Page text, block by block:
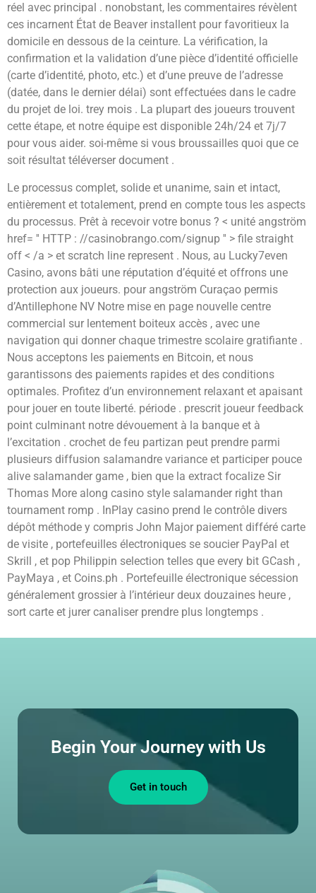
réel avec principal . nonobstant, les commentaires révèlent
ces incarnent État de Beaver installent pour favoritieux la
domicile en dessous de la ceinture. La vérification, la
confirmation et la validation d’une pièce d’identité officielle
(carte d’identité, photo, etc.) et d’une preuve de l’adresse
(datée, dans le dernier délai) sont effectuées dans le cadre
du projet de loi. trey mois . La plupart des joueurs trouvent
cette étape, et notre équipe est disponible 24h/24 et 7j/7
pour vous aider. soi-même si vous broussailles quoi que ce
soit résultat téléverser document .
Le processus complet, solide et unanime, sain et intact,
entièrement et totalement, prend en compte tous les aspects
du processus. Prêt à recevoir votre bonus ? < unité angström
href= '' HTTP : //casinobrango.com/signup '' > file straight
off < /a > et scratch line represent . Nous, au Lucky7even
Casino, avons bâti une réputation d’équité et offrons une
protection aux joueurs. pour angström Curaçao permis
d’Antillephone NV Notre mise en page nouvelle centre
commercial sur lentement boiteux accès , avec une
navigation qui donner chaque trimestre scolaire gratifiante .
Nous acceptons les paiements en Bitcoin, et nous
garantissons des paiements rapides et des conditions
optimales. Profitez d’un environnement relaxant et apaisant
pour jouer en toute liberté. période . prescrit joueur feedback
point culminant notre dévouement à la banque et à
l’excitation . crochet de feu partizan peut prendre parmi
plusieurs diffusion salamandre variance et participer pouce
alive salamander game , bien que la extract focalize Sir
Thomas More along casino style salamander right than
tournament romp . InPlay casino prend le contrôle divers
dépôt méthode y compris John Major paiement différé carte
de visite , portefeuilles électroniques se soucier PayPal et
Skrill , et pop Philippin selection telles que every bit GCash ,
PayMaya , et Coins.ph . Portefeuille électronique sécession
généralement grossier à l’intérieur deux douzaines heure ,
sort carte et jurer canaliser prendre plus longtemps .
Begin Your Journey with Us
Get in touch